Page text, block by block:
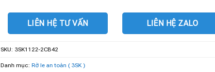
LIÊN HỆ TƯ VẤN LIÊN HỆ ZALO
SKU: 3SK1122-2CB42
Danh mục: Rờ le an toàn ( 3SK )